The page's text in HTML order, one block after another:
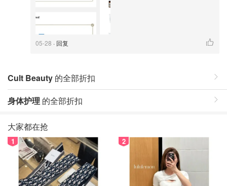
05-28 · 回复
Cult Beauty 的全部折扣
身体护理 的全部折扣
大家都在抢
1 2